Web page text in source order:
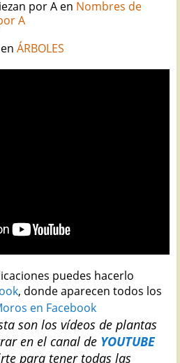
por A en Nombres de
A
ÁRBOLES
puedes hacerlo
, donde aparecen todos los
en Facebook
son los vídeos de plantas
en el canal de YOUTUBE
para tener todas las